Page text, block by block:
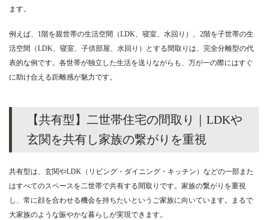
ます。
例えば、1階を親世帯の生活空間（LDK、寝室、水回り）、2階を子世帯の生
活空間（LDK、寝室、子供部屋、水回り）とする間取りは、完全分離型の代
表的な例です。各世帯が独立した生活を送りながらも、万が一の際にはすぐ
に助け合える距離感が魅力です。
【共有型】二世帯住宅の間取り｜LDKや
玄関を共有し家族の繋がりを重視
共有型は、玄関やLDK（リビング・ダイニング・キッチン）などの一部また
はすべてのスペースを二世帯で共有する間取りです。家族の繋がりを重視
し、常に顔を合わせる機会を持ちたいというご家族に向いています。まるで
大家族のような賑やかな暮らしが実現できます。